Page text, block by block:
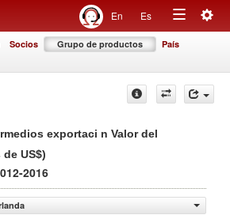
En Es
Toggle
Socios Grupo de productos País
exportaci n Valor del
US$)
2016